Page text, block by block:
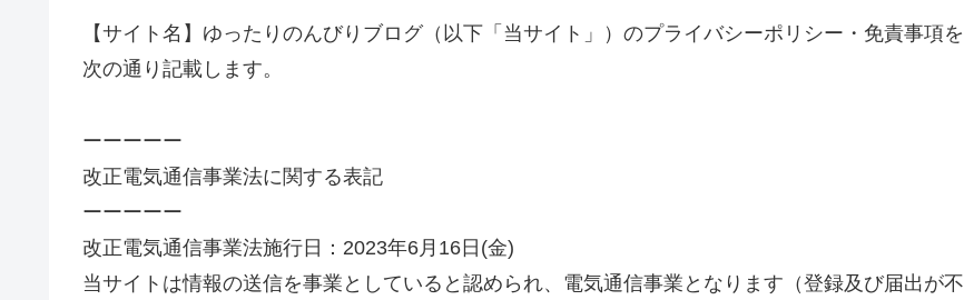
【サイト名】ゆったりのんびりブログ（以下「当サイト」）のプライバシーポリシー・免責事項を
次の通り記載します。
ーーーーー
改正電気通信事業法に関する表記
ーーーーー
改正電気通信事業法施行日：2023年6月16日(金)
当サイトは情報の送信を事業としていると認められ、電気通信事業となります（登録及び届出が不